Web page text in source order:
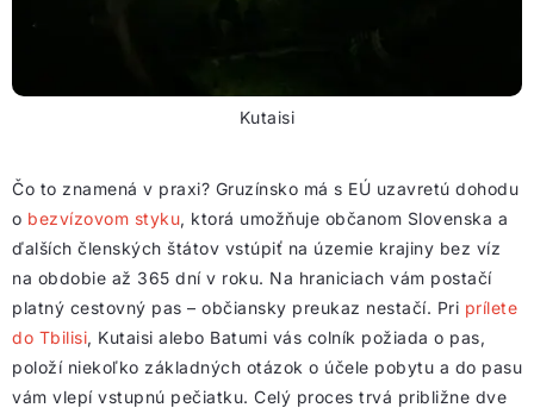
Kutaisi
Čo to znamená v praxi? Gruzínsko má s EÚ uzavretú dohodu
o bezvízovom styku, ktorá umožňuje občanom Slovenska a
ďalších členských štátov vstúpiť na územie krajiny bez víz
na obdobie až 365 dní v roku. Na hraniciach vám postačí
platný cestovný pas – občiansky preukaz nestačí. Pri prílete
do Tbilisi, Kutaisi alebo Batumi vás colník požiada o pas,
položí niekoľko základných otázok o účele pobytu a do pasu
vám vlepí vstupnú pečiatku. Celý proces trvá približne dve